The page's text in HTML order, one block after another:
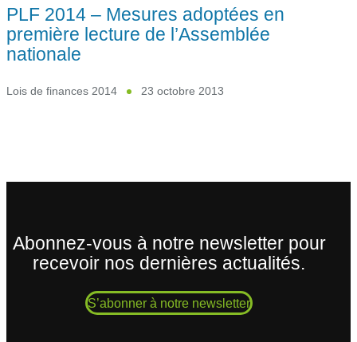
PLF 2014 – Mesures adoptées en
première lecture de l’Assemblée
nationale
Lois de finances 2014 23 octobre 2013
Abonnez-vous à notre newsletter pour
recevoir nos dernières actualités.
S’abonner à notre newsletter